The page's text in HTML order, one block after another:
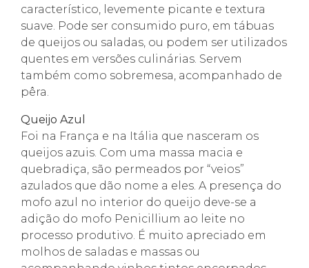
característico, levemente picante e textura
suave. Pode ser consumido puro, em tábuas
de queijos ou saladas, ou podem ser utilizados
quentes em versões culinárias. Servem
também como sobremesa, acompanhado de
pêra.
Queijo Azul
Foi na França e na Itália que nasceram os
queijos azuis. Com uma massa macia e
quebradiça, são permeados por “veios”
azulados que dão nome a eles. A presença do
mofo azul no interior do queijo deve-se a
adição do mofo Penicillium ao leite no
processo produtivo. É muito apreciado em
molhos de saladas e massas ou